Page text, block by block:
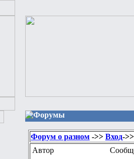
Форумы
Форум о разном ->> Вход-
Автор